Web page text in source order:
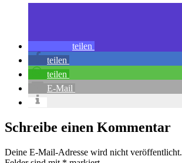
teilen
teilen
teilen
E-Mail
Schreibe einen Kommentar
Deine E-Mail-Adresse wird nicht veröffentlicht.